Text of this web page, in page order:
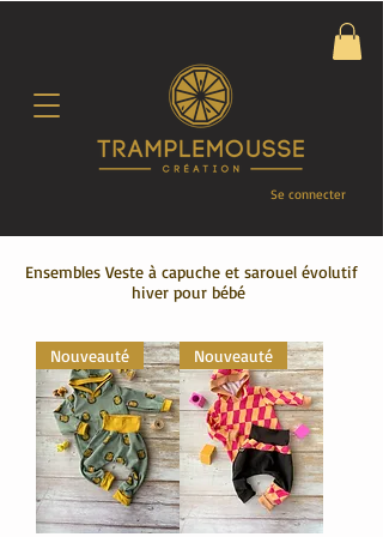
Se connecter
Ensembles Veste à capuche et sarouel évolutif
hiver pour bébé
Nouveauté Nouveauté